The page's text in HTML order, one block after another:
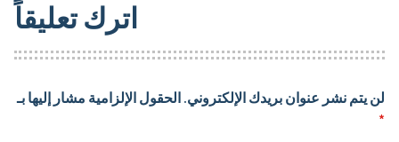
اترك تعليقاً
لن يتم نشر عنوان بريدك الإلكتروني. الحقول الإلزامية مشار إليها بـ
*